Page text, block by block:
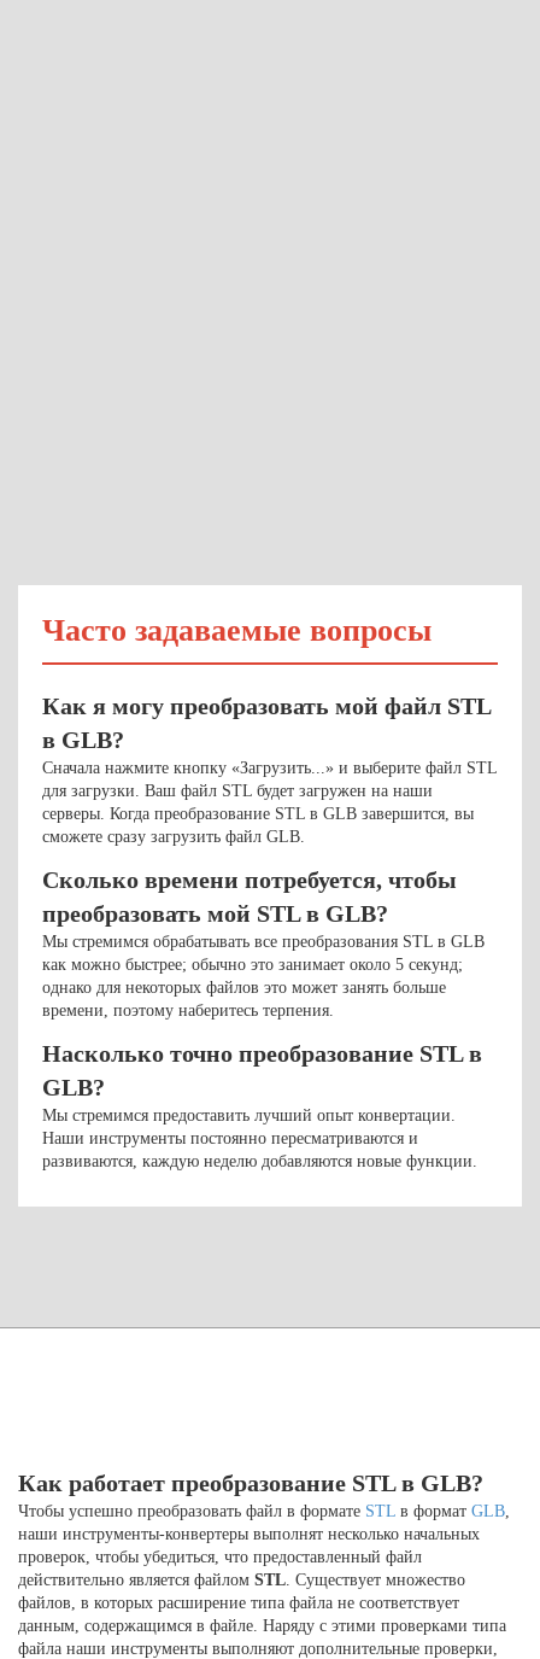
Часто задаваемые вопросы
Как я могу преобразовать мой файл STL
в GLB?
Сначала нажмите кнопку «Загрузить...» и выберите файл STL
для загрузки. Ваш файл STL будет загружен на наши
серверы. Когда преобразование STL в GLB завершится, вы
сможете сразу загрузить файл GLB.
Сколько времени потребуется, чтобы
преобразовать мой STL в GLB?
Мы стремимся обрабатывать все преобразования STL в GLB
как можно быстрее; обычно это занимает около 5 секунд;
однако для некоторых файлов это может занять больше
времени, поэтому наберитесь терпения.
Насколько точно преобразование STL в
GLB?
Мы стремимся предоставить лучший опыт конвертации.
Наши инструменты постоянно пересматриваются и
развиваются, каждую неделю добавляются новые функции.
Как работает преобразование STL в GLB?
Чтобы успешно преобразовать файл в формате STL в формат GLB,
наши инструменты-конвертеры выполнят несколько начальных
проверок, чтобы убедиться, что предоставленный файл
действительно является файлом STL. Существует множество
файлов, в которых расширение типа файла не соответствует
данным, содержащимся в файле. Наряду с этими проверками типа
файла наши инструменты выполняют дополнительные проверки,